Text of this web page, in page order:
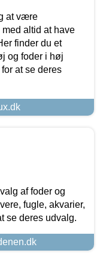
at være
altid at have
finder du et
og foder i høj
at se deres
af foder og
fugle, akvarier,
se deres udvalg.